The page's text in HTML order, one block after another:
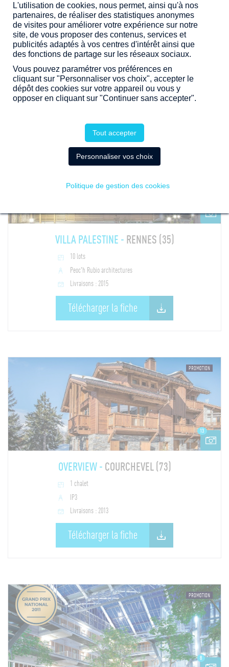
TERRASSES DE CUCÉ -CHANTEPIE (35)
40 lots
Atelier Loyer
Livraisons : 2015
Télécharger la fiche
VILLA PALESTINE - RENNES (35)
10 lots
Peoc'h Rubio architectures
Livraisons : 2015
Télécharger la fiche
PROMOTION
13
OVERVIEW - COURCHEVEL (73)
1 chalet
IP3
Livraisons : 2013
Télécharger la fiche
PROMOTION
8
L'utilisation de cookies, nous permet, ainsi qu'à nos
partenaires, de réaliser des statistiques anonymes
de visites pour améliorer votre expérience sur notre
site, de vous proposer des contenus, services et
publicités adaptés à vos centres d'intérêt ainsi que
des fonctions de partage sur les réseaux sociaux.
Vous pouvez paramétrer vos préférences en
cliquant sur "Personnaliser vos choix", accepter le
dépôt des cookies sur votre appareil ou vous y
opposer en cliquant sur "Continuer sans accepter".
Tout accepter
Personnaliser vos choix
Politique de gestion des cookies